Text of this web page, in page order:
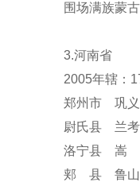
围场满族蒙
3.河南省
2005年辖：
郑州市 巩
尉氏县 兰
洛宁县 嵩
郏 县 鲁